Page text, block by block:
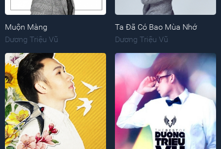
Muộn Màng
Dương Triệu Vũ
Ta Đã Có Bao Mùa Nhớ
Dương Triệu Vũ